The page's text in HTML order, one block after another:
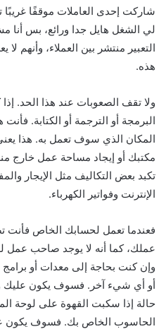
شاركت إحدى العاملات موقفًا غريبًا
لي الشغل هايل جدا ورائع، بس أنا
التعبير منتشر بين العملاء، وأنهم
هذه.
ولا تقف الصعوبات عند هذا الحد.
البرمجة أو الترجمة أو الكتابة.
المكان الذي سوف تعمل به. هذا
مكتبك أو إيجاد مساحة عمل خارج
تكبد بعض التكاليف مثل الإيجار
الإنترنت وفواتير الكهرباء.
فعندما تعمل لحسابك الخاص
عملك، كما أنه لا يوجد صاحب عمل
وإن كنت بحاجة إلى معدات أو
أو أي شيء آخر. فسوف يكون عليك
حالة إذا سكبت القهوة على لوحة
الحاسوب الخاص بك. فسوف يكون